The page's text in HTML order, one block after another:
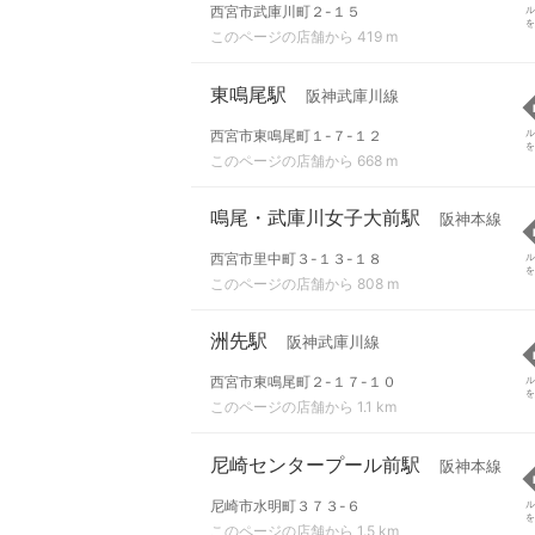
西宮市武庫川町２-１５
このページの店舗から 419 m
東鳴尾駅 阪神武庫川線
西宮市東鳴尾町１-７-１２
このページの店舗から 668 m
鳴尾・武庫川女子大前駅 阪神本線
西宮市里中町３-１３-１８
このページの店舗から 808 m
洲先駅 阪神武庫川線
西宮市東鳴尾町２-１７-１０
このページの店舗から 1.1 km
尼崎センタープール前駅 阪神本線
尼崎市水明町３７３-６
このページの店舗から 1.5 km